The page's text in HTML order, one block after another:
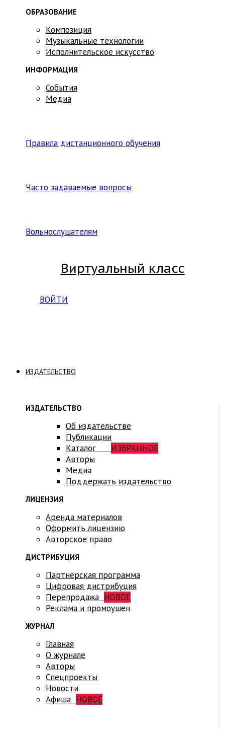
ОБРАЗОВАНИЕ
Композиция
Музыкальные технологии
Исполнительское искусство
ИНФОРМАЦИЯ
События
Медиа
Правила дистанционного обучения
Часто задаваемые вопросы
Вольнослушателям
Виртуальный класс
ВОЙТИ
ИЗДАТЕЛЬСТВО
ИЗДАТЕЛЬСТВО
Об издательстве
Публикации
Каталог ИЗБРАННОЕ
Авторы
Медиа
Поддержать издательство
ЛИЦЕНЗИЯ
Аренда материалов
Оформить лицензию
Авторское право
ДИСТРИБУЦИЯ
Партнёрская программа
Цифровая дистрибуция
Перепродажа НОВОЕ
Реклама и промоушен
ЖУРНАЛ
Главная
О журнале
Авторы
Спецпроекты
Новости
Афиша НОВОЕ